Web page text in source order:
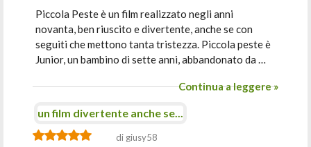
Piccola Peste è un film realizzato negli anni
novanta, ben riuscito e divertente, anche se con
seguiti che mettono tanta tristezza. Piccola peste è
Junior, un bambino di sette anni, abbandonato da …
Continua a leggere »
un film divertente anche se...
di giusy58